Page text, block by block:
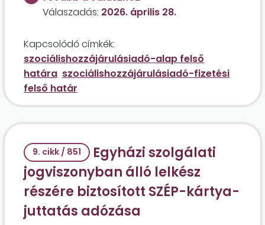
hozzájárulási adót fizetnie, amíg az adófizetési
felső határt el nem éri? Az érintett mindkét
adót fizet. Figyelembe vehető mindkét
jövedelem a szociális hozzájárulási adó felső
határának számítása során?
Válaszadás: 2026. április 28.
Kapcsolódó címkék:
szociálishozzájárulásiadó-alap felső
határa szociálishozzájárulásiadó-fizetési
felső határ
9. cikk / 851
Egyházi szolgálati
jogviszonyban álló lelkész
részére biztosított SZÉP-kártya-
juttatás adózása